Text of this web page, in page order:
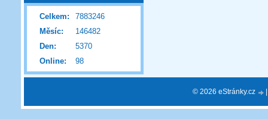
Online: 98
Celkem:
7883246
Měsíc:
146482
Den:
5370
© 2026 eStránky.cz